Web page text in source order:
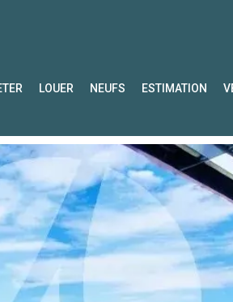
LOUER NEUFS ESTIMATION